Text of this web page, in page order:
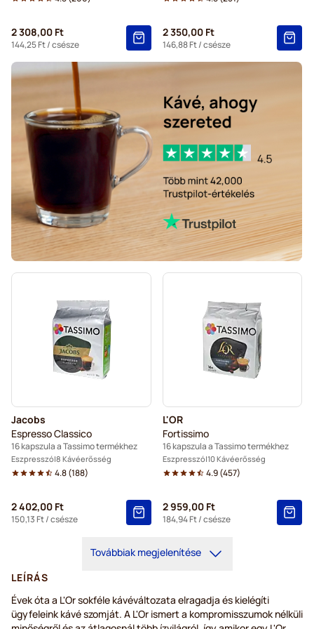
2 308,00 Ft
144,25 Ft/ csésze
2 350,00 Ft
146,88 Ft/ csésze
Jacobs
Espresso Classico
16 kapszula a Tassimo termékhez
Eszpresszó 8 Kávéerősség
4.8(188)
2 402,00 Ft
150,13 Ft/ csésze
L'OR
Fortissimo
16 kapszula a Tassimo termékhez
Eszpresszó 10 Kávéerősség
4.9(457)
2 959,00 Ft
184,94 Ft/ csésze
Továbbiak megjelenítése
LEÍRÁS
Évek óta a L'Or sokféle kávéváltozata elragadja és kielégíti
ügyfeleink kávé szomját. A L'Or ismert a kompromisszumok nélküli